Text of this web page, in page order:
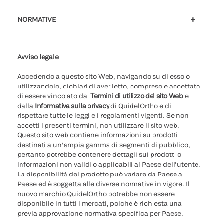
NORMATIVE
Avviso legale
Accedendo a questo sito Web, navigando su di esso o
utilizzandolo, dichiari di aver letto, compreso e accettato
di essere vincolato dai Termini di utilizzo del sito Webe
dalla Informativa sulla privacydi QuidelOrtho e di
rispettare tutte le leggi e i regolamenti vigenti. Se non
accetti i presenti termini, non utilizzare il sito web.
Questo sito web contiene informazioni su prodotti
destinati a un'ampia gamma di segmenti di pubblico,
pertanto potrebbe contenere dettagli sui prodotti o
informazioni non validi o applicabili al Paese dell'utente.
La disponibilità del prodotto può variare da Paese a
Paese ed è soggetta alle diverse normative in vigore. Il
nuovo marchio QuidelOrtho potrebbe non essere
disponibile in tutti i mercati, poiché è richiesta una
previa approvazione normativa specifica per Paese.